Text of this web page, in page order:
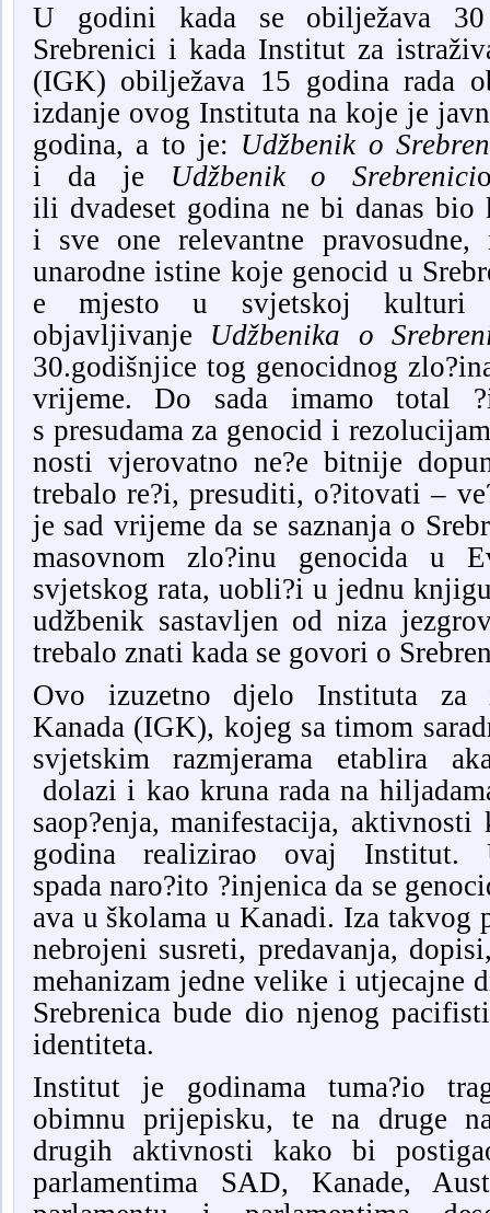
U godini kada se obilježava
Srebrenici i kada Institut za
(IGK) obilježava 15 godina rada
izdanje ovog Instituta na koje je
godina, a to je: Udžbenik o
i da je Udžbenik o Srebrenici
ili dvadesetgodina ne bi danas bio
i sve onerelevantne pravosudne,
unarodne istine koje genocid u
e mjesto u svjetskoj kulturi
objavljivanje Udžbenika o
30.godišnjice tog genocidnog
vrijeme.Do sada imamototal
s presudama za genocid i r
nosti vjerovatno ne?e bitnije
trebalo re?i, presuditi, o?itovati –
je sad vrijeme da se saznanja o
masovnom zlo?inu genocida u
svjetskog rata, uobli?i u jednu
udžbeniksastavljen od niza j
trebalo znati kada se govori o
Ovo izuzetno djelo Instituta za
Kanada (IGK), kojeg sa timom
svjetskim razmjerama etablira
dolazi i kao krunaradana hiljad
saop?enja, manifestacija,
godina realizirao ovaj Institut.
spadanaro?ito ?injenica da se g
ava u školama u Kanadi. Iza takvog
nebrojeni susreti, predavanja,
mehanizam jedne velike i utjecajne
Srebrenica bude dio njenog
identiteta.
Institut je godinama tuma?io
obimnuprijepisku,
te na druge
drugih aktivnosti kako bi
parlamentima SAD, Kanade,